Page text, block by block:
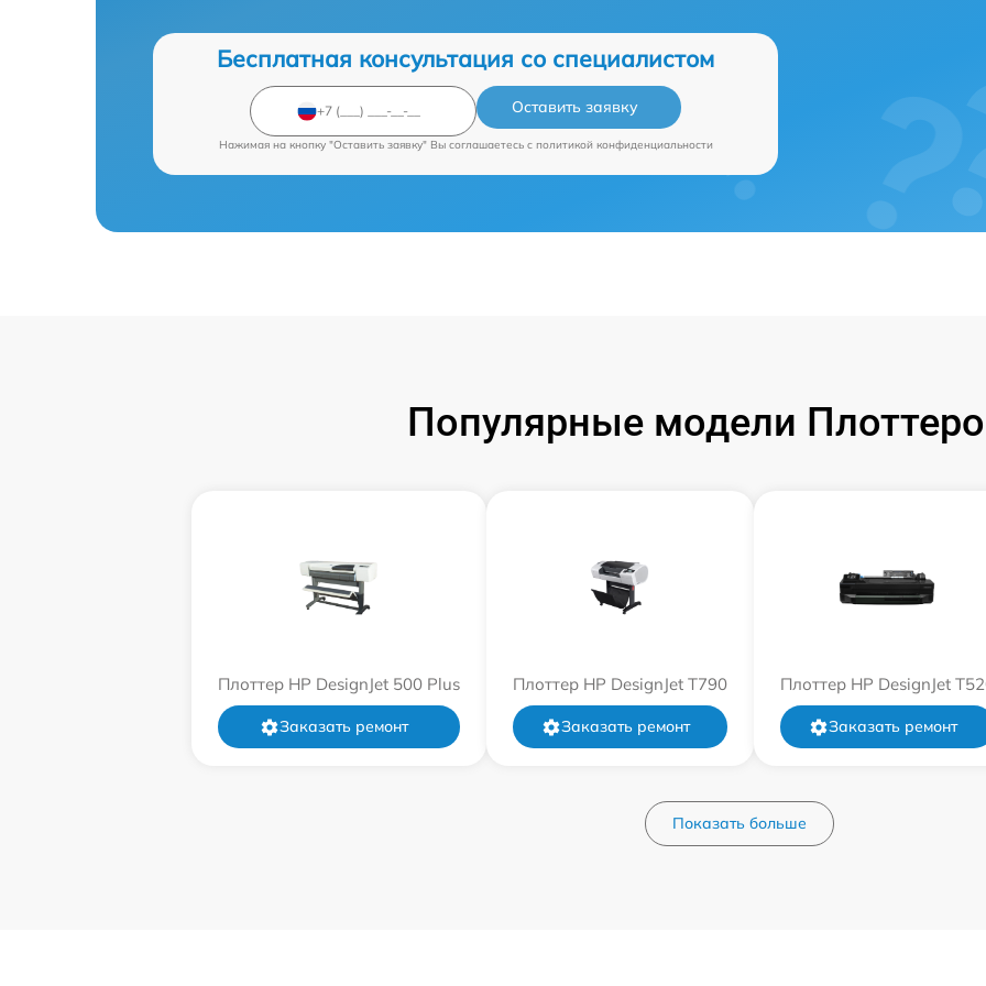
Бесплатная консультация со специалистом
Оставить заявку
Нажимая на кнопку "Оставить заявку" Вы соглашаетесь c политикой конфиденциальности
Популярные модели
Плоттер HP DesignJet 500 Plus
Заказать ремонт
Плоттер HP DesignJet T790
Заказать ремонт
Плоттер HP DesignJet
Заказать ремонт
Показать больше